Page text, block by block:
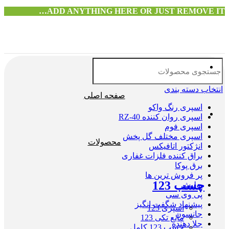
ADD ANYTHING HERE OR JUST REMOVE IT…
انتخاب دسته بندی
اسپری رنگ واکو
اسپری روان کننده RZ-40
اسپری فوم
اسپری مختلف گل پخش
انژکتور اتافیکس
براق کننده فلزات غفاری
برق پوکا
پر فروش ترین ها
پولیش
پی وی سی
پیشنهاد شگفت انگیز
جانسون
جلا دهنده
صفحه اصلی
محصولات
چسب 123
اسپری 123
مایع تکی 123
چسب 123 کامل